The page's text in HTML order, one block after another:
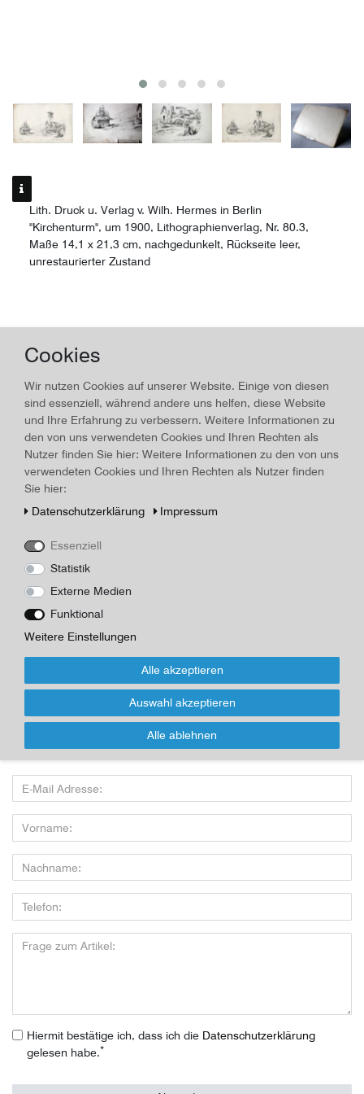
Lith. Druck u. Verlag v. Wilh. Hermes in Berlin
"Kirchenturm", um 1900, Lithographienverlag, Nr. 80.3,
Maße 14,1 x 21,3 cm, nachgedunkelt, Rückseite leer,
unrestaurierter Zustand
Kirchturm, Kunstdruck
Material:Karton, Erscheinungsjahr:um 1900
Technisches
Merkmal
Wert
Art.-ID 17200
Beschreibung
Lith. Druck u. Verlag v. Wilh. Hermes in Berlin "Kirchenturm", um
1900, Lithographienverlag, Nr. 80.3, Maße 14,1 x 21,3 cm,
nachgedunkelt, Rückseite leer, unrestaurierter Zustand
Fotograf/Maler/Verlag
18,00 EUR
Inhalt1Stück
Für Infos zum Artikel oder Kauf, bitte
Formular nutzen!
Wenn Sie den Artikel kaufen möchten, dann bitte das Formular
Hiermit bestätige ich, dass ich die Daten­schutz­erklärung
gelesen habe.*
Cookies
Wir nutzen Cookies auf unserer Website. Einige von diesen
sind essenziell, während andere uns helfen, diese Website
und Ihre Erfahrung zu verbessern. Weitere Informationen zu
den von uns verwendeten Cookies und Ihren Rechten als
Nutzer finden Sie hier: Weitere Informationen zu den von uns
verwendeten Cookies und Ihren Rechten als Nutzer finden
Sie hier:
Daten­schutz­erklärung
Impressum
Essenziell
Statistik
Externe Medien
Funktional
Weitere Einstellungen
Alle akzeptieren
Auswahl akzeptieren
Alle ablehnen